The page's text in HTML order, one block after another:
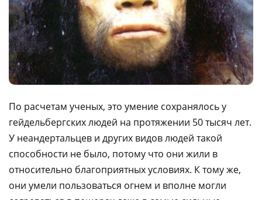
По расчетам ученых, это умение сохранялось у
гейдельбергских людей на протяжении 50 тысяч лет.
У неандертальцев и других видов людей такой
способности не было, потому что они жили в
относительно благоприятных условиях. К тому же,
они умели пользоваться огнем и вполне могли